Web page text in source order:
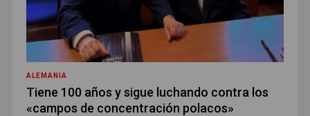
ALEMANIA
Tiene 100 años y sigue luchando contra los
«campos de concentración polacos»